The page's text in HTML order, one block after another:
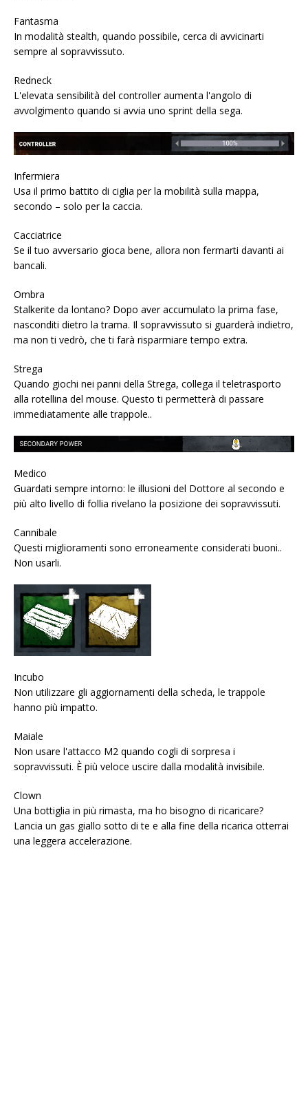
Fantasma
In modalità stealth, quando possibile, cerca di avvicinarti
sempre al sopravvissuto.
Redneck
L'elevata sensibilità del controller aumenta l'angolo di
avvolgimento quando si avvia uno sprint della sega.
Infermiera
Usa il primo battito di ciglia per la mobilità sulla mappa,
secondo – solo per la caccia.
Cacciatrice
Se il tuo avversario gioca bene, allora non fermarti davanti ai
bancali.
Ombra
Stalkerite da lontano? Dopo aver accumulato la prima fase,
nasconditi dietro la trama. Il sopravvissuto si guarderà indietro,
ma non ti vedrò, che ti farà risparmiare tempo extra.
Strega
Quando giochi nei panni della Strega, collega il teletrasporto
alla rotellina del mouse. Questo ti permetterà di passare
immediatamente alle trappole..
Medico
Guardati sempre intorno: le illusioni del Dottore al secondo e
più alto livello di follia rivelano la posizione dei sopravvissuti.
Cannibale
Questi miglioramenti sono erroneamente considerati buoni..
Non usarli.
Incubo
Non utilizzare gli aggiornamenti della scheda, le trappole
hanno più impatto.
Maiale
Non usare l'attacco M2 quando cogli di sorpresa i
sopravvissuti. È più veloce uscire dalla modalità invisibile.
Clown
Una bottiglia in più rimasta, ma ho bisogno di ricaricare?
Lancia un gas giallo sotto di te e alla fine della ricarica otterrai
una leggera accelerazione.